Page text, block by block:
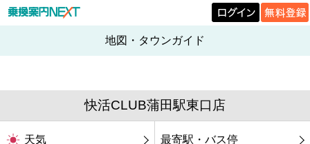
地図・タウンガイド
快活CLUB蒲田駅東口店
天気 最寄駅・バス停